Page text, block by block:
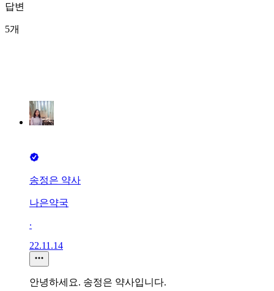
답변
5개
송정은 약사
나은약국
∙
22.11.14
안녕하세요. 송정은 약사입니다.